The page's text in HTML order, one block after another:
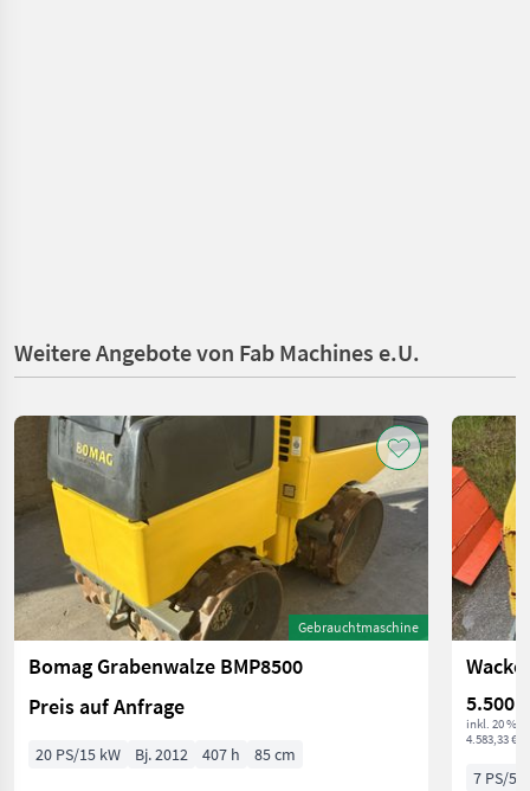
Weitere Angebote von Fab Machines e.U.
Gebrauchtmaschine
Bomag Grabenwalze BMP8500
Preis auf Anfrage
20 PS/15 kW Bj. 2012 407 h 85 cm
5.500 €
inkl. 20 %
4.583,33 €
7 PS/5